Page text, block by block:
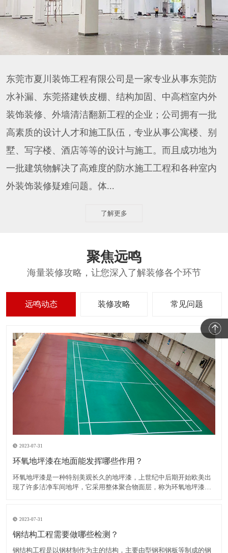
东莞市夏川装饰工程有限公司是一家专业从事东莞防
水补漏、东莞搭建铁皮棚、结构加固、中高档室内外
装饰装修、外墙清洁翻新工程的企业；公司拥有一批
高素质的设计人才和施工队伍，专业从事公寓楼、别
墅、写字楼、酒店等等的设计与施工。而且成功地为
一批建筑物解决了高难度的防水施工工程和各种室内
外装饰装修疑难问题。体...
了解更多
聚焦远鸣
海量装修攻略，让您深入了解装修各个环节
远鸣动态 装修攻略 常见问题
2023-07-31
环氧地坪漆在地面能发挥哪些作用？
环氧地坪漆是一种特别美观长久的地坪漆，上世纪中后期开始欧美出
现了许多洁净车间地坪，它采用整体聚合物面层，称为环氧地坪漆，
色比较丰富，而且是有一定的亮泽度的，所以可以给人一种视觉
2023-07-31
钢结构工程需要做哪些检测？
钢结构工程是以钢材制作为主的结构，主要由型钢和钢板等制成的钢